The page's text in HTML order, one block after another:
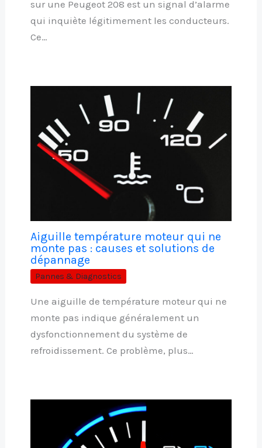
sur une Peugeot 208 est un signal d’alarme
qui inquiète légitimement les conducteurs.
Ce…
Aiguille température moteur qui ne
monte pas : causes et solutions de
dépannage
Pannes & Diagnostics
Une aiguille de température moteur qui ne
monte pas indique généralement un
dysfonctionnement du système de
refroidissement. Ce problème, plus…